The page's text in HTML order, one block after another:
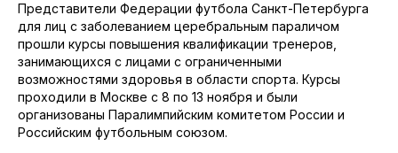
Представители Федерации футбола Санкт-Петербурга
для лиц с заболеванием церебральным параличом
прошли курсы повышения квалификации тренеров,
занимающихся с лицами с ограниченными
возможностями здоровья в области спорта. Курсы
проходили в Москве с 8 по 13 ноября и были
организованы Паралимпийским комитетом России и
Российским футбольным союзом.